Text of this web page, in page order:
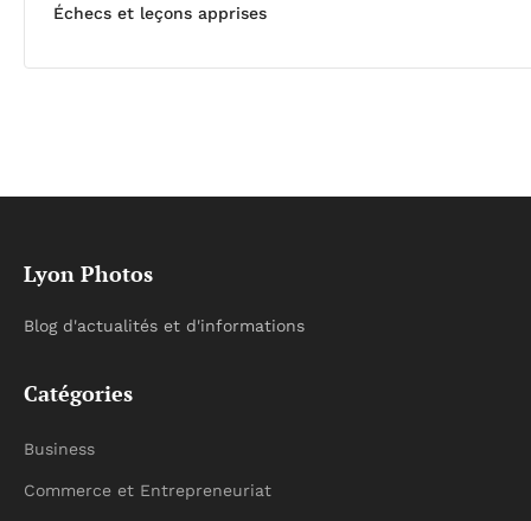
Échecs et leçons apprises
Lyon Photos
Blog d'actualités et d'informations
Catégories
Business
Commerce et Entrepreneuriat